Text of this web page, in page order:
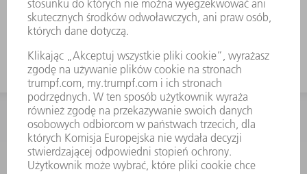
mm.
KONTAKT
Dział Części Zamiennych i Narzędzi
48225753936